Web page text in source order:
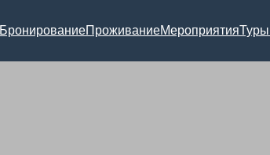
БронированиеПроживаниеМероприятияТуры